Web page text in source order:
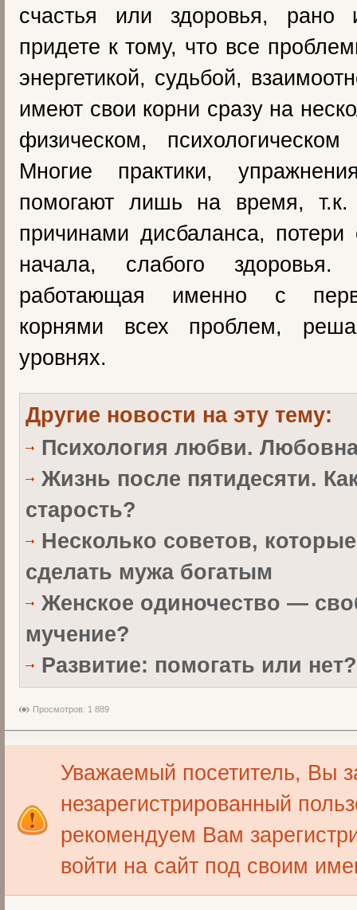
счастья или здоровья,
придете к тому, что все
энергетикой, судьбой,
имеют свои корни сразу на
физическом,
Многие практики,
помогают лишь на время,
причинами дисбаланса, потери
начала, слабого здоровья.
работающая именно с
корнями всех проблем,
уровнях.
Другие новости на эту тему:
Психология любви.
Жизнь после пятидесяти.
старость?
Несколько советов,
сделать мужа богатым
Женское одиночество —
мучение?
Развитие: помогать или нет?
Просмотров: 1 889
Уважаемый посетитель, Вы
незарегистрированный
рекомендуем Вам
войти на сайт под своим